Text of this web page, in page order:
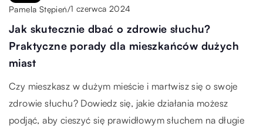
Pamela Stępień/1 czerwca 2024
Jak skutecznie dbać o zdrowie słuchu?
Praktyczne porady dla mieszkańców dużych
miast
Czy mieszkasz w dużym mieście i martwisz się o swoje
zdrowie słuchu? Dowiedz się, jakie działania możesz
podjąć, aby cieszyć się prawidłowym słuchem na długie